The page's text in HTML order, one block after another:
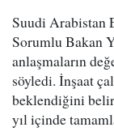
Suudi Arabistan
Sorumlu Bakan
anlaşmaların
söyledi. İnşaat
beklendiğini
yıl içinde